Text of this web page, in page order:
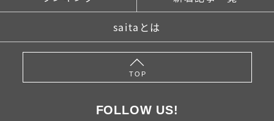
saitaとは
TOP
FOLLOW US!